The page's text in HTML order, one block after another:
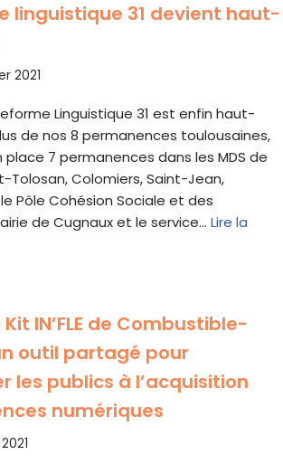
linguistique 31 devient haut-
2021
Linguistique 31 est enfin haut-
de nos 8 permanences toulousaines,
place 7 permanences dans les MDS de
Tolosan, Colomiers, Saint-Jean,
Pôle Cohésion Sociale et des
de Cugnaux et le service… Lire la
Kit IN’FLE de Combustible-
outil partagé pour
les publics à l’acquisition
numériques